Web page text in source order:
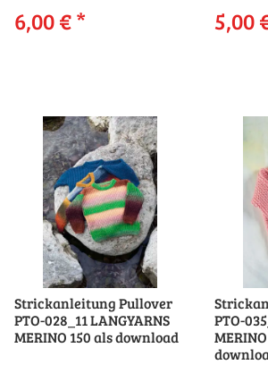
6,00 €* 5,00
Strickanleitung Pullover
PTO-028_11 LANGYARNS
MERINO 150 als download
PTO-